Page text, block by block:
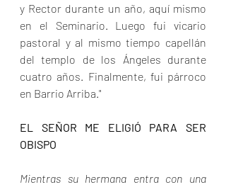
y Rector durante un año, aquí mismo
en el Seminario. Luego fui vicario
pastoral y al mismo tiempo capellán
del templo de los Ángeles durante
cuatro años. Finalmente, fui párroco
en Barrio Arriba."
EL SEÑOR ME ELIGIÓ PARA SER
OBISPO
Mientras su hermana entra con una